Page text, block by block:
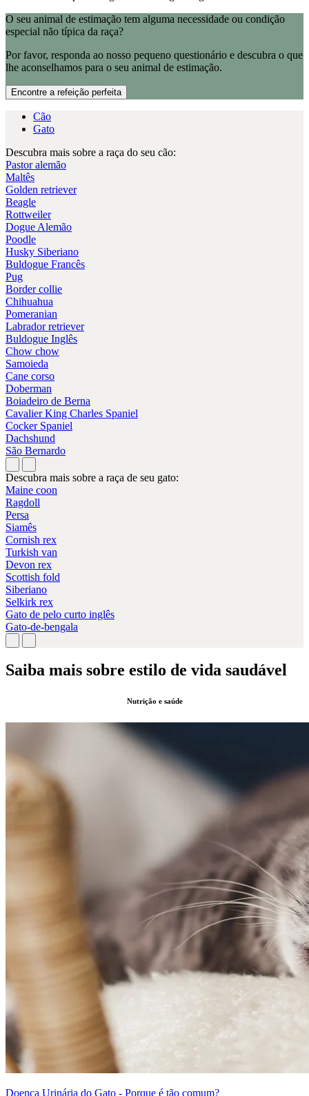
O seu animal de estimação tem alguma necessidade ou condição
especial não típica da raça?
Por favor, responda ao nosso pequeno questionário e descubra o que
lhe aconselhamos para o seu animal de estimação.
Encontre a refeição perfeita
Cão
Gato
Descubra mais sobre a raça do seu cão:
Pastor alemão
Maltês
Golden retriever
Beagle
Rottweiler
Dogue Alemão
Poodle
Husky Siberiano
Buldogue Francês
Pug
Border collie
Chihuahua
Pomeranian
Labrador retriever
Buldogue Inglês
Chow chow
Samoieda
Cane corso
Doberman
Boiadeiro de Berna
Cavalier King Charles Spaniel
Cocker Spaniel
Dachshund
São Bernardo
Descubra mais sobre a raça de seu gato:
Maine coon
Ragdoll
Persa
Siamês
Cornish rex
Turkish van
Devon rex
Scottish fold
Siberiano
Selkirk rex
Gato de pelo curto inglês
Gato-de-bengala
Saiba mais sobre estilo de vida saudável
Nutrição e saúde
Doença Urinária do Gato - Porque é tão comum?